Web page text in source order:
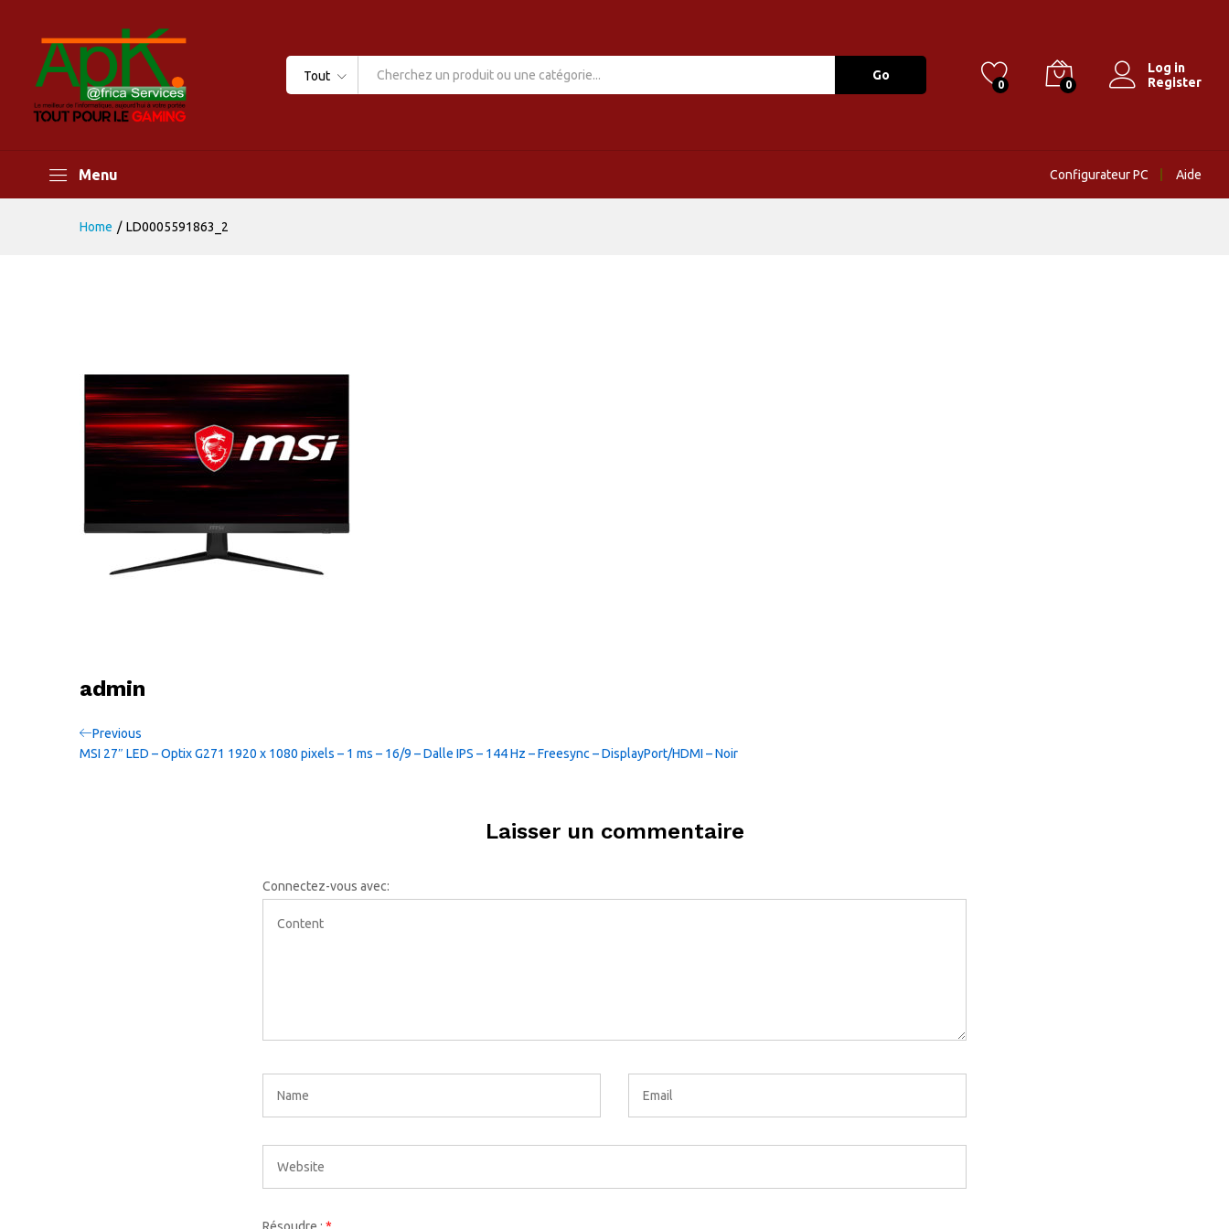
Tout Go
0 0
Log in
Register
Menu Configurateur PC Aide
Home / LD0005591863_2
admin
Navigation
Previous
Post
Previous
MSI 27″ LED – Optix G271 1920 x 1080 pixels – 1 ms – 16/9 – Dalle IPS – 144 Hz – Freesync – DisplayPort/HDMI – Noir
Laisser un commentaire
Connectez-vous avec: